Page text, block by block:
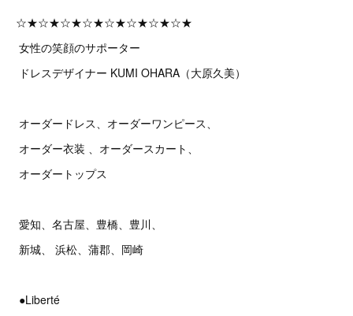
☆★☆★☆★☆★☆★☆★☆★☆★
女性の笑顔のサポーター
ドレスデザイナー KUMI OHARA（大原久美）
オーダードレス、オーダーワンピース、
オーダー衣装 、オーダースカート、
オーダートップス
愛知、名古屋、豊橋、豊川、
新城、 浜松、蒲郡、岡崎
●Liberté